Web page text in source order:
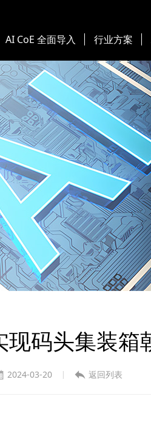
AI CoE 全面导入 行业方案
码头集装箱
2024-03-20 | 返回列表